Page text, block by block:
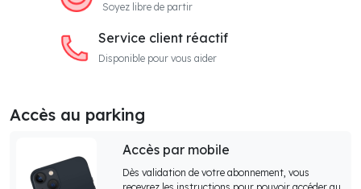
Soyez libre de partir
Service client réactif
Disponible pour vous aider
Accès au parking
Accès par mobile
Dès validation de votre abonnement, vous